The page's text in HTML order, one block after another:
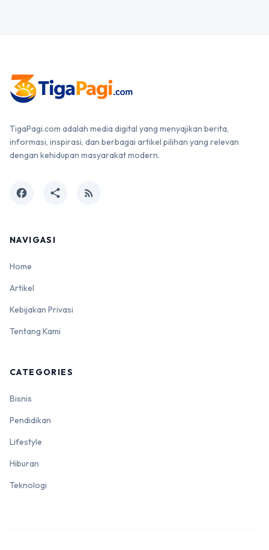
TigaPagi.com adalah media digital yang menyajikan berita,
informasi, inspirasi, dan berbagai artikel pilihan yang relevan
dengan kehidupan masyarakat modern.
facebook share rss_feed
NAVIGASI
Home
Artikel
Kebijakan Privasi
Tentang Kami
CATEGORIES
Bisnis
Pendidikan
Lifestyle
Hiburan
Teknologi